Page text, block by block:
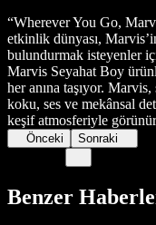
“Wherever You Go,
etkinlik dünyası,
bulundurmak isteyenler
Marvis Seyahat Boy
her anına taşıyor.
koku, ses ve mekânsal
keşif atmosferiyle görünür
Önceki Sonraki
Benzer